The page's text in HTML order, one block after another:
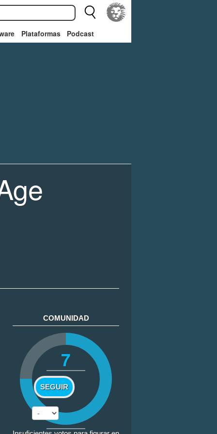
Plataformas Podcast
COMUNIDAD
7
SEGUIR